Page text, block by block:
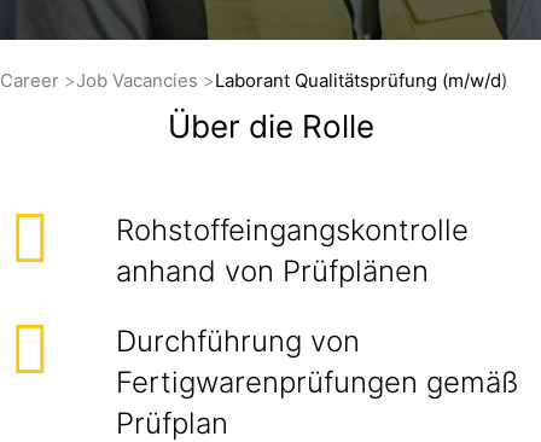
Career Job Vacancies Laborant Qualitätsprüfung (m/w/d)
Über die Rolle
Rohstoffeingangskontrolle
anhand von Prüfplänen
Durchführung von
Fertigwarenprüfungen gemäß
Prüfplan